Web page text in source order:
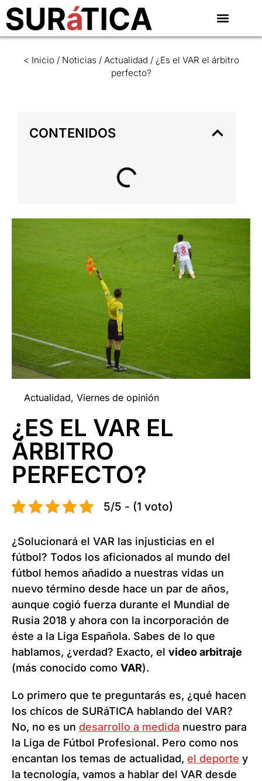
< Inicio/ Noticias / Actualidad / ¿Es el VAR el árbitro
perfecto?
CONTENIDOS
Actualidad, Viernes de opinión
¿ES EL VAR EL
ÁRBITRO
PERFECTO?
5/5 - (1 voto)
¿Solucionará el VAR las injusticias en el
fútbol? Todos los aficionados al mundo del
fútbol hemos añadido a nuestras vidas un
nuevo término desde hace un par de años,
aunque cogió fuerza durante el Mundial de
Rusia 2018 y ahora con la incorporación de
éste a la Liga Española. Sabes de lo que
hablamos, ¿verdad? Exacto, el video arbitraje
(más conocido como VAR).
Lo primero que te preguntarás es, ¿qué hacen
los chicos de SURáTICA hablando del VAR?
No, no es un desarrollo a medida nuestro para
la Liga de Fútbol Profesional. Pero como nos
encantan los temas de actualidad, el deporte y
la tecnología, vamos a hablar del VAR desde